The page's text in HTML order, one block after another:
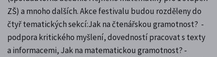
ZŠ) a mnoho dalších. Akce festivalu budou rozděleny do
čtyř tematických sekcí:Jak na čtenářskou gramotnost? -
podpora kritického myšlení, dovedností pracovat s texty
a informacemi, Jak na matematickou gramotnost? -